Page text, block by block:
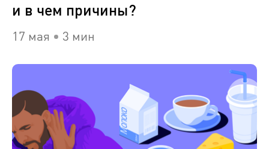
и в чем причины?
17 мая 3 мин